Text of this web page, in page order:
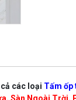
các loại Tấm ốp